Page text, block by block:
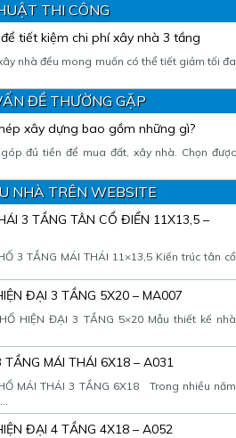
THI CÔNG
tiết kiệm chi phí xây nhà 3 tầng
nhà đều mong muốn có thể tiết giảm tối đa
ĐỀ THƯỜNG GẶP
xây dựng bao gồm những gì?
đủ tiền để mua đất, xây nhà. Chọn được
NHÀ TRÊN WEBSITE
3 TẦNG TÂN CỔ ĐIỂN 11X13,5 –
3 TẦNG MÁI THÁI 11×13,5 Kiến trúc tân cổ
ĐẠI 3 TẦNG 5X20 – MA007
HIỆN ĐẠI 3 TẦNG 5×20 Mẫu thiết kế nhà
TẦNG MÁI THÁI 6X18 – A031
MÁI THÁI 3 TẦNG 6X18 Trong nhiều năm
ĐẠI 4 TẦNG 4X18 – A052